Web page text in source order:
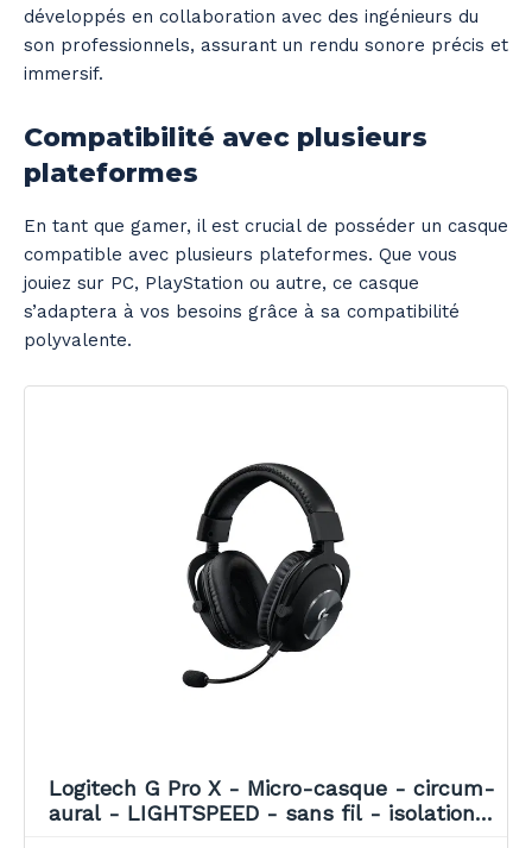
développés en collaboration avec des ingénieurs du
son professionnels, assurant un rendu sonore précis et
immersif.
Compatibilité avec plusieurs
plateformes
En tant que gamer, il est crucial de posséder un casque
compatible avec plusieurs plateformes. Que vous
jouiez sur PC, PlayStation ou autre, ce casque
s’adaptera à vos besoins grâce à sa compatibilité
polyvalente.
Logitech G Pro X - Micro-casque - circum-
aural - LIGHTSPEED - sans fil - isolation